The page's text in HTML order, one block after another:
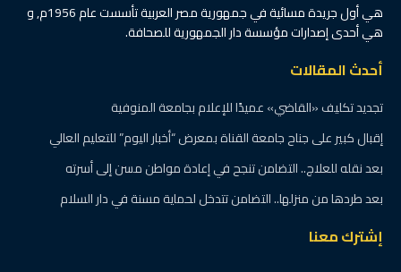
هي أول جريدة مسائية في جمهورية مصر العربية تأسست عام 1956م, و
هي أحدى إصدارات مؤسسة دار الجمهورية للصحافة.
أحدث المقالات
تجديد تكليف «القاضي» عميدًا للإعلام بجامعة المنوفية
إقبال كبير على جناح جامعة القناة بمعرض “أخبار اليوم” للتعليم العالي
بعد نقله للعلاج.. التضامن تنجح في إعادة مواطن مسن إلى أسرته
بعد طردها من منزلها.. التضامن تتدخل لحماية مسنة في دار السلام
إشترك معنا